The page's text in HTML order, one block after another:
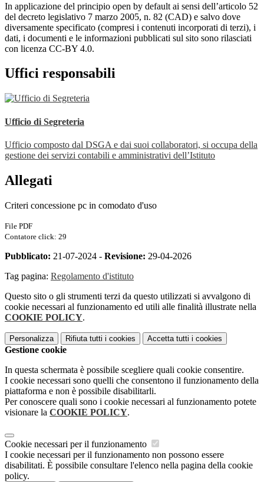
In applicazione del principio open by default ai sensi dell’articolo 52
del decreto legislativo 7 marzo 2005, n. 82 (CAD) e salvo dove
diversamente specificato (compresi i contenuti incorporati di terzi), i
dati, i documenti e le informazioni pubblicati sul sito sono rilasciati
con licenza CC-BY 4.0.
Uffici responsabili
Ufficio di Segreteria
Ufficio composto dal DSGA e dai suoi collaboratori, si occupa della
gestione dei servizi contabili e amministrativi dell’Istituto
Allegati
Criteri concessione pc in comodato d'uso
File PDF
Contatore click: 29
Pubblicato: 21-07-2024 - Revisione: 29-04-2026
Tag pagina: Regolamento d'istituto
Questo sito o gli strumenti terzi da questo utilizzati si avvalgono di
cookie necessari al funzionamento ed utili alle finalità illustrate nella
COOKIE POLICY.
Personalizza Rifiuta tutti i cookies Accetta tutti i cookies
Gestione cookie
In questa schermata è possibile scegliere quali cookie consentire.
I cookie necessari sono quelli che consentono il funzionamento della
piattaforma e non è possibile disabilitarli.
Per conoscere quali sono i cookie necessari al funzionamento potete
visionare la COOKIE POLICY.
Cookie necessari per il funzionamento
I cookie necessari per il funzionamento non possono essere
disabilitati. È possibile consultare l'elenco nella pagina della cookie
policy.